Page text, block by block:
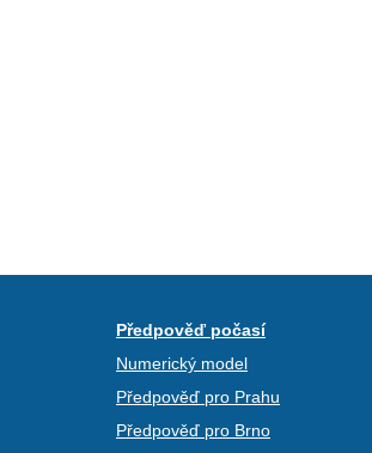
Předpověď počasí
Numerický model
Předpověď pro Prahu
Předpověď pro Brno